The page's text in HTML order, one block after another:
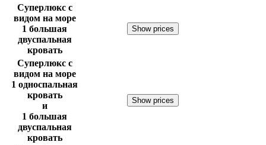
Суперлюкс с
видом на море
1 большая
двуспальная
кровать
Show prices
Суперлюкс с
видом на море
1 односпальная
кровать
и
1 большая
двуспальная
кровать
Show prices